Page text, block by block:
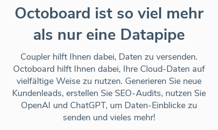
Octoboard ist so viel mehr
als nur eine Datapipe
Coupler hilft Ihnen dabei, Daten zu versenden.
Octoboard hilft Ihnen dabei, Ihre Cloud-Daten auf
vielfältige Weise zu nutzen. Generieren Sie neue
Kundenleads, erstellen Sie SEO-Audits, nutzen Sie
OpenAI und ChatGPT, um Daten-Einblicke zu
senden und vieles mehr!